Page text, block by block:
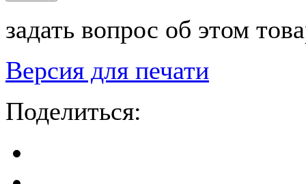
задать вопрос об этом
Версия для печати
Поделиться: